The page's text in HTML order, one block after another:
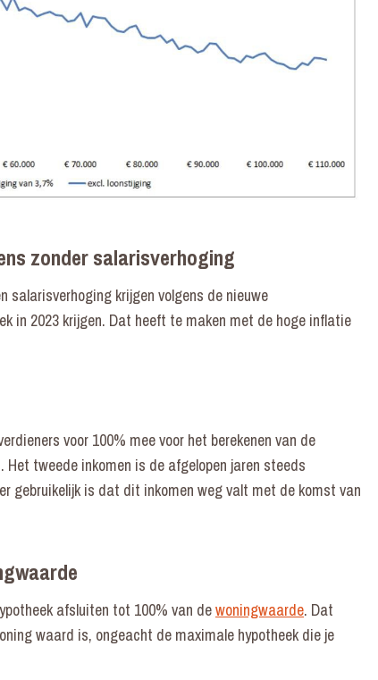
zonder salarisverhoging
salarisverhoging krijgen volgens de nieuwe
in 2023 krijgen. Dat heeft te maken met de hoge inflatie
voor 100% mee voor het berekenen van de
tweede inkomen is de afgelopen jaren steeds
gebruikelijk is dat dit inkomen weg valt met de komst van
afsluiten tot 100% van dewoningwaarde. Dat
waard is, ongeacht de maximale hypotheek die je